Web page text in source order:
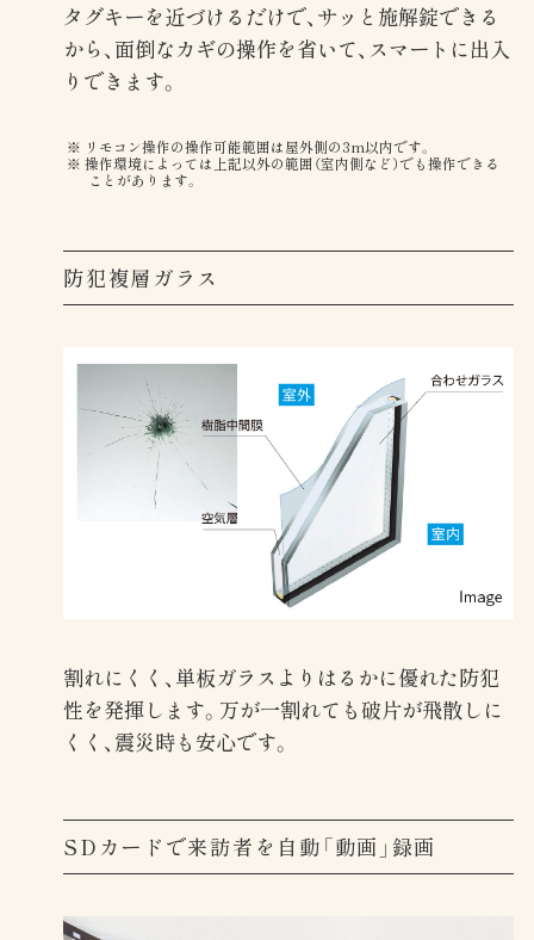
タグキーを近づけるだけで、サッと施解錠できる
から、面倒なカギの操作を省いて、スマートに出入
りできます。
リモコン操作の操作可能範囲は屋外側の3m以内です。
操作環境によっては上記以外の範囲（室内側など）でも操作できる
ことがあります。
防犯複層ガラス
割れにくく、単板ガラスよりはるかに優れた防犯
性を発揮します。万が一割れても破片が飛散しに
くく、震災時も安心です。
SDカードで来訪者を自動「動画」録画